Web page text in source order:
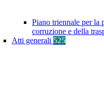
Piano triennale per la
corruzione e della
Atti generali 525